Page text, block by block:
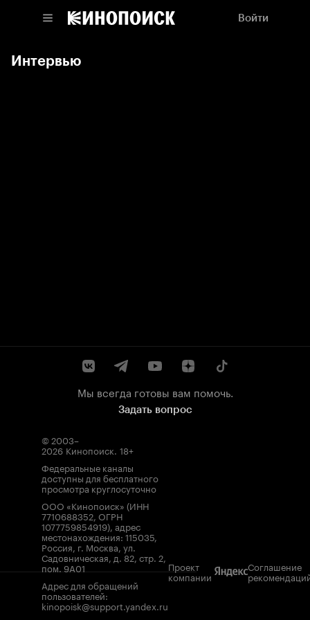
Войти
Интервью
Мы всегда готовы вам помочь.
Задать вопрос
© 2003–
2026 Кинопоиск. 18+
Федеральные каналы
доступны для бесплатного
просмотра круглосуточно
ООО «Кинопоиск» (ИНН
7710688352, ОГРН
1077759854919), адрес
местонахождения: 115035,
Россия, г. Москва, ул.
Садовническая, д. 82, стр. 2,
пом. 9А01
Адрес для обращений
пользователей:
kinopoisk@support.yandex.ru
Проект
компании
Соглашение